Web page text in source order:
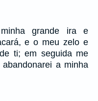
grande ira e
e o meu zelo e
ti; em seguida me
a minha